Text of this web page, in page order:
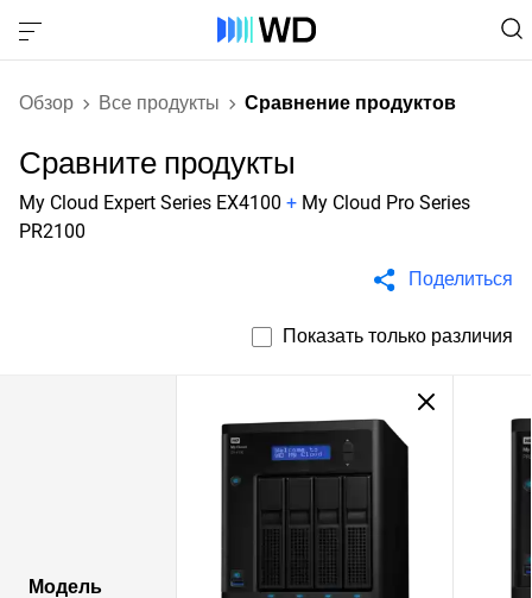
Обзор Все продукты Сравнение продуктов
Сравните продукты
My Cloud Expert Series EX4100 + My Cloud Pro Series
PR2100
Поделиться
Показать только различия
Модель